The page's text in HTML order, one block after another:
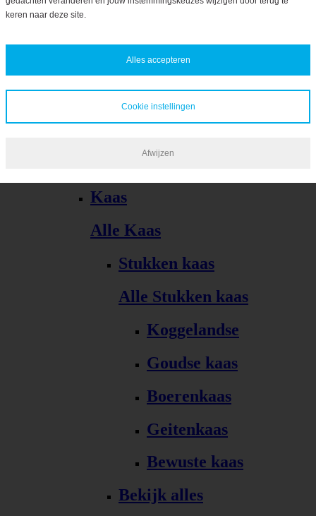
Bekijk alles
Kaas
Alle Kaas
Stukken kaas
Alle Stukken kaas
Koggelandse
Goudse kaas
Boerenkaas
Geitenkaas
Bewuste kaas
Bekijk alles
keren naar deze site.
Alles accepteren
Cookie instellingen
Afwijzen